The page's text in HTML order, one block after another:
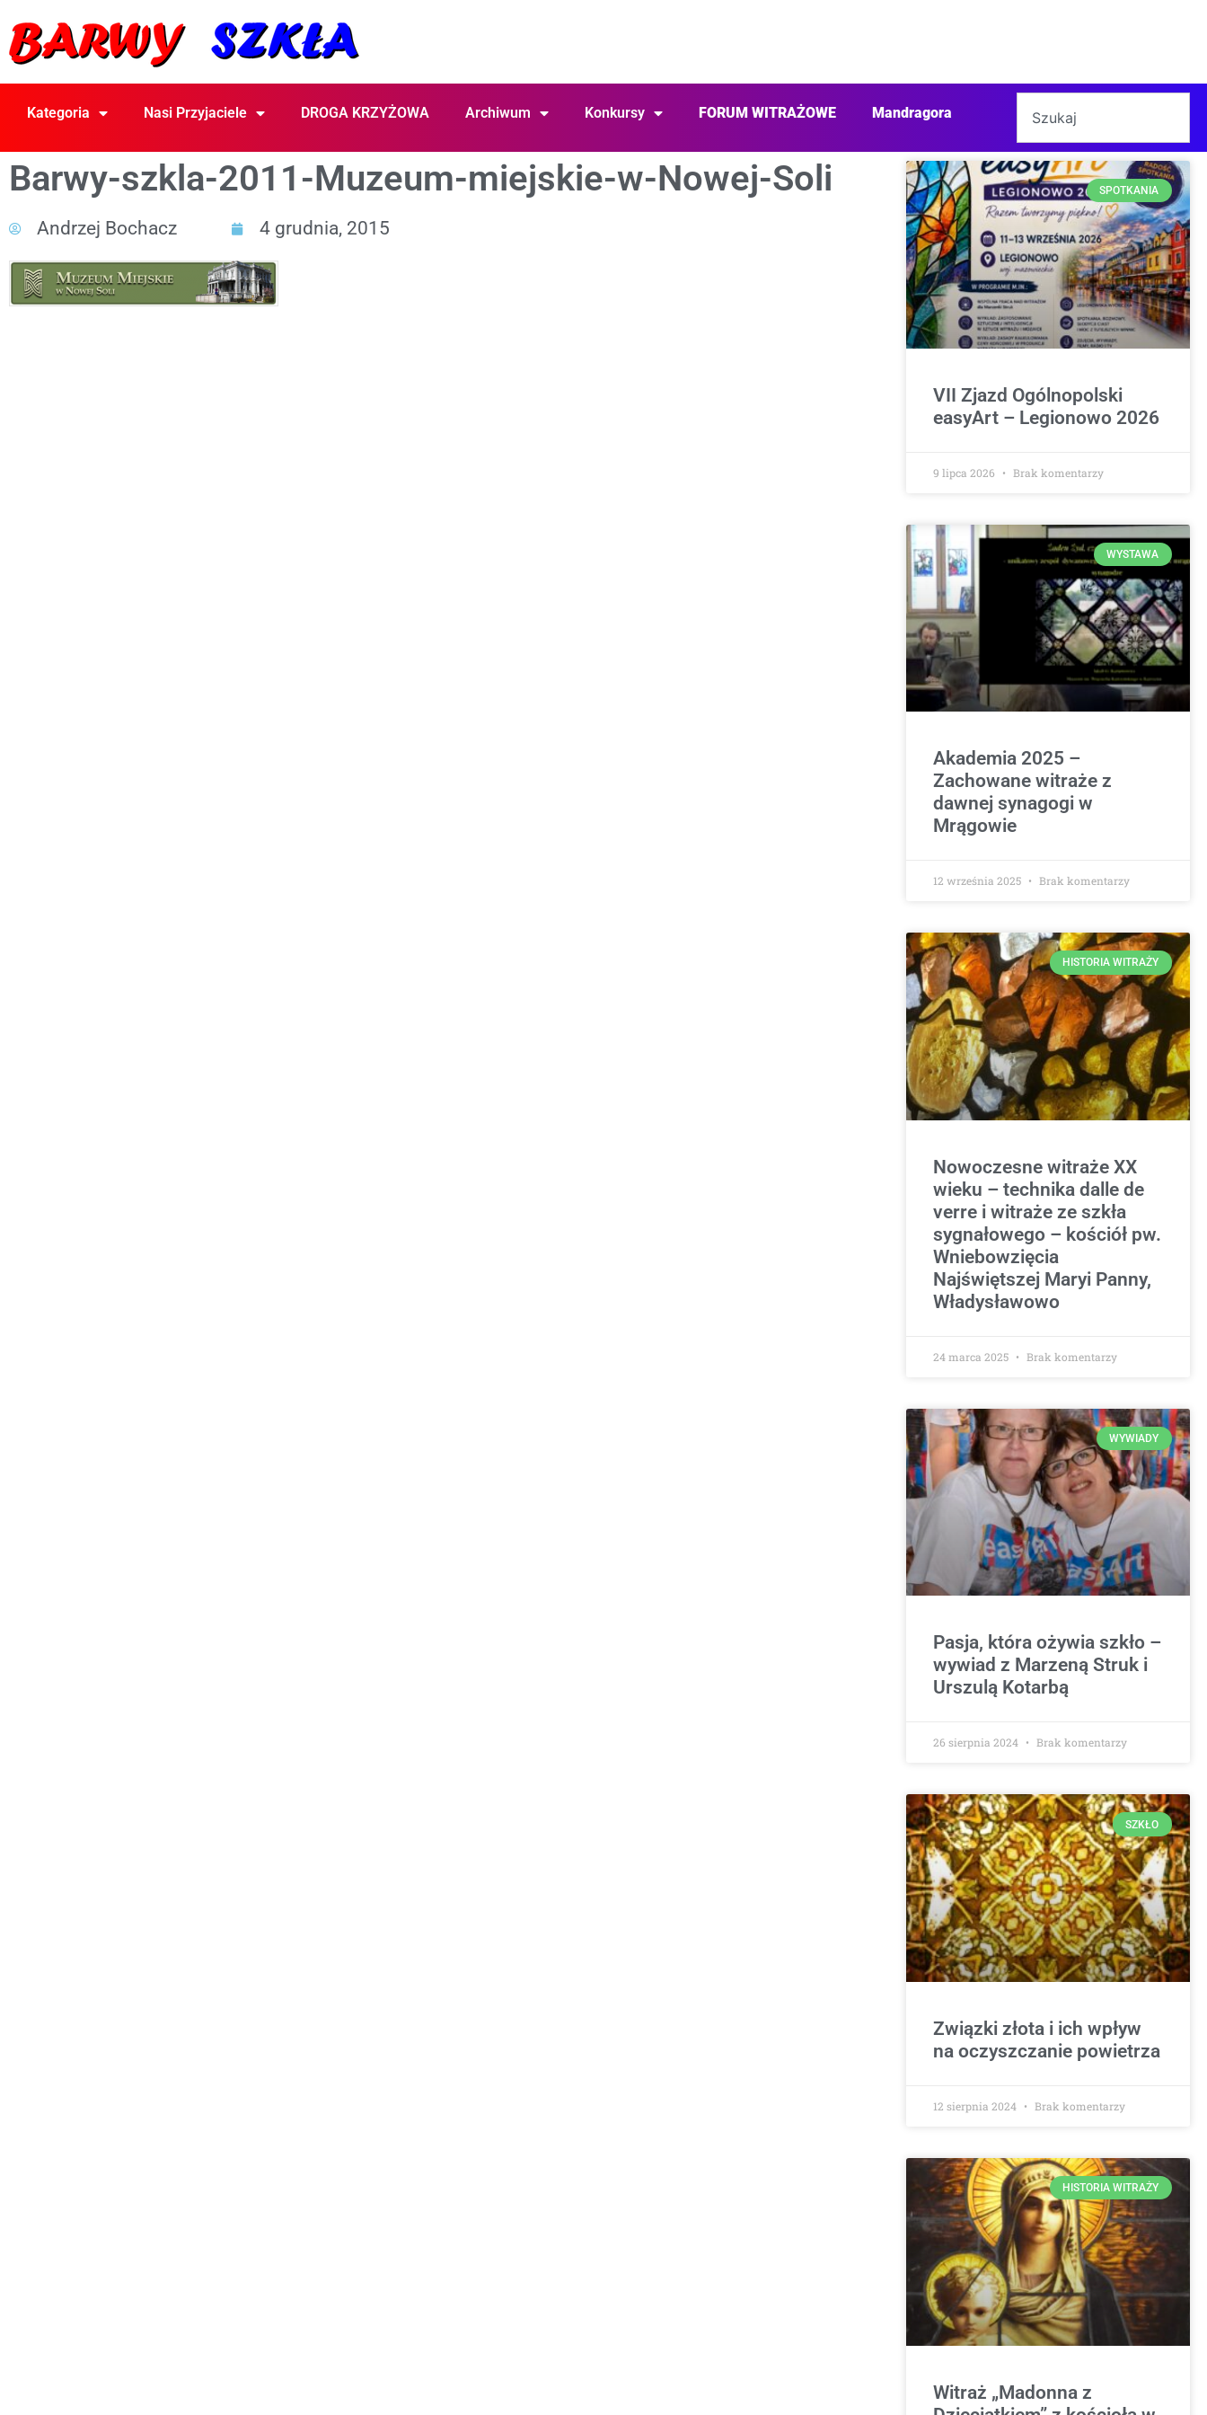
Kategoria Nasi Przyjaciele DROGA KRZYŻOWA Archiwum Konkursy FORUM WITRAŻOWE Mandragora
Barwy-szkla-2011-Muzeum-miejskie-w-Nowej-Soli
Andrzej Bochacz 4 grudnia, 2015
SPOTKANIA
VII Zjazd Ogólnopolski
easyArt – Legionowo 2026
9 lipca 2026 Brak komentarzy
WYSTAWA
Akademia 2025 –
Zachowane witraże z
dawnej synagogi w
Mrągowie
12 września 2025 Brak komentarzy
HISTORIA WITRAŻY
Nowoczesne witraże XX
wieku – technika dalle de
verre i witraże ze szkła
sygnałowego – kościół pw.
Wniebowzięcia
Najświętszej Maryi Panny,
Władysławowo
24 marca 2025 Brak komentarzy
WYWIADY
Pasja, która ożywia szkło –
wywiad z Marzeną Struk i
Urszulą Kotarbą
26 sierpnia 2024 Brak komentarzy
SZKŁO
Związki złota i ich wpływ
na oczyszczanie powietrza
12 sierpnia 2024 Brak komentarzy
HISTORIA WITRAŻY
Witraż „Madonna z